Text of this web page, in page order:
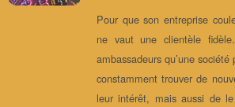
Pour que son entreprise
ne vaut une clientèle
ambassadeurs qu’une
constamment trouver de
leur intérêt, mais aussi de